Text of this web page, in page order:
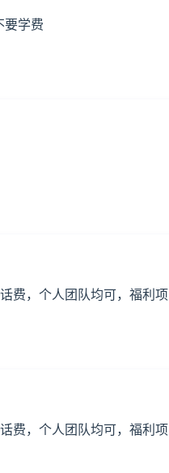
要学费
费，个人团队均可，福利项
费，个人团队均可，福利项